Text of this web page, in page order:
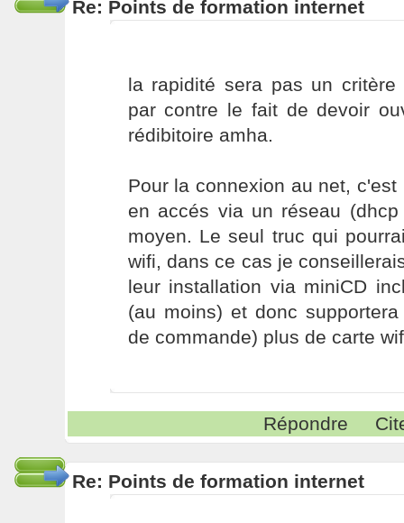
Re: Points de formation internet
la rapidité sera pas un
par contre le fait de devoir
rédibitoire amha.
Pour la connexion au net,
en accés via un réseau
moyen. Le seul truc qui
wifi, dans ce cas je
leur installation via miniCD
(au moins) et donc
de commande) plus de carte
Répondre
Re: Points de formation internet